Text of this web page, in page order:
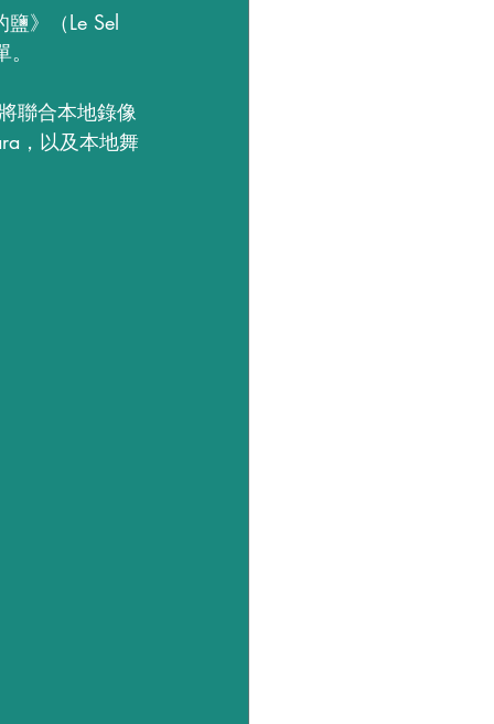
》（Le Sel
聯合本地錄像
，以及本地舞